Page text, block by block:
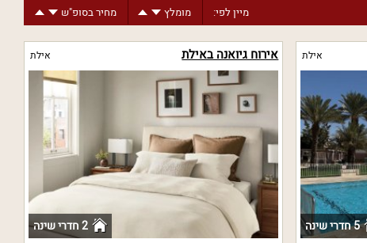
יישוב
מיין לפי: מומלץ מחיר בסופ"ש
אילת
5 חדרי שינה
אירוח גיואנה באילת אילת
2 חדרי שינה